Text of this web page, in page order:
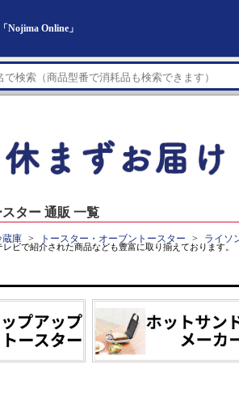
Nojima Online」
ター 通販 一覧
蔵庫 トースター・オーブントースター ライソ
ビで紹介された商品なども豊富に取り揃えております。